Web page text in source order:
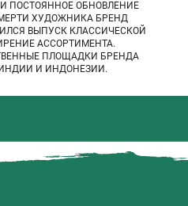
ПОСТОЯННОЕ ОБНОВЛЕНИЕ
ХУДОЖНИКА БРЕНД
ВЫПУСК КЛАССИЧЕСКОЙ
АССОРТИМЕНТА.
ПЛОЩАДКИ БРЕНДА
И ИНДОНЕЗИИ.